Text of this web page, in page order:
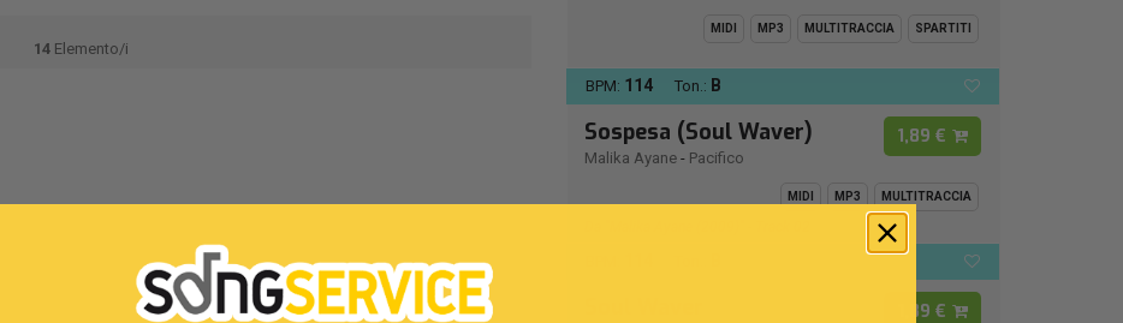
14Elemento/i
MIDI MP3 MULTITRACCIA SPARTITI
BPM: 114 Ton.: B
Sospesa (Soul Waver)
Malika Ayane - Pacifico
1,89 €
MIDI MP3 MULTITRACCIA
1,89 €